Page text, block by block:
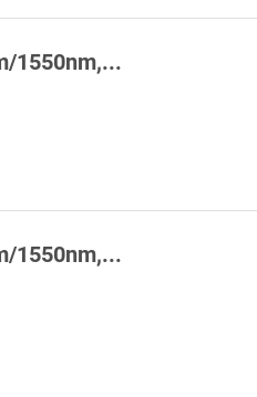
1550nm,...
1550nm,...